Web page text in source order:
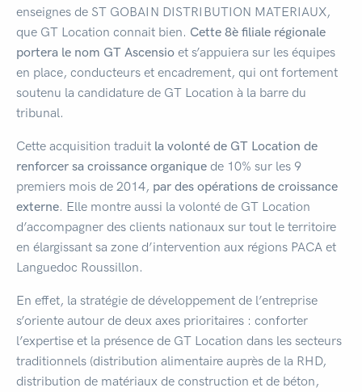
enseignes de ST GOBAIN DISTRIBUTION MATERIAUX,
que GT Location connait bien. Cette 8è filiale régionale
portera le nom GT Ascensio et s’appuiera sur les équipes
en place, conducteurs et encadrement, qui ont fortement
soutenu la candidature de GT Location à la barre du
tribunal.
Cette acquisition traduit la volonté de GT Location de
renforcer sa croissance organique de 10% sur les 9
premiers mois de 2014, par des opérations de croissance
externe. Elle montre aussi la volonté de GT Location
d’accompagner des clients nationaux sur tout le territoire
en élargissant sa zone d’intervention aux régions PACA et
Languedoc Roussillon.
En effet, la stratégie de développement de l’entreprise
s’oriente autour de deux axes prioritaires : conforter
l’expertise et la présence de GT Location dans les secteurs
traditionnels (distribution alimentaire auprès de la RHD,
distribution de matériaux de construction et de béton,